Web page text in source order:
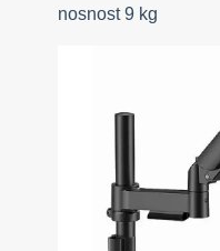
nosnost 9 kg